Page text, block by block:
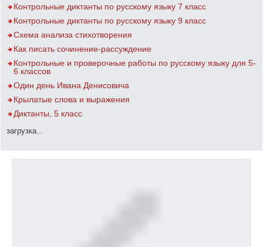
Контрольные диктанты по русскому языку 7 класс
Контрольные диктанты по русскому языку 9 класс
Схема анализа стихотворения
Как писать сочинение-рассуждение
Контрольные и проверочные работы по русскому языку для 5-
6 классов
Один день Ивана Денисовича
Крылатые слова и выражения
Диктанты, 5 класс
загрузка...